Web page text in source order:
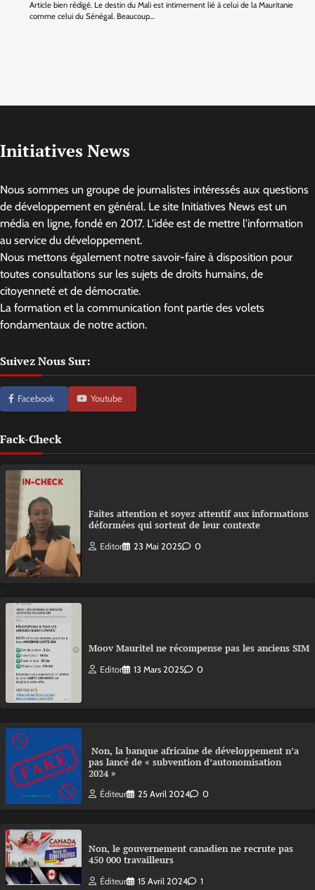
Article bien rédigé. Le destin du Mali est intimement lié à celui de la Mauritanie
comme celui du Sénégal. Beaucoup…
Initiatives News
Nous sommes un groupe de journalistes intéressés aux questions
de développement en général. Le site Initiatives News est un
média en ligne, fondé en 2017. L'idée est de mettre l'information
au service du développement.
Nous mettons également notre savoir-faire à disposition pour
toutes consultations sur les sujets de droits humains, de
citoyenneté et de démocratie.
La formation et la communication font partie des volets
fondamentaux de notre action.
Suivez Nous Sur:
Facebook Youtube
Fack-Check
Faites attention et soyez attentif aux informations
déformées qui sortent de leur contexte
Editor 23 Mai 2025 0
Moov Mauritel ne récompense pas les anciens SIM
Editor 13 Mars 2025 0
Non, la banque africaine de développement n’a
pas lancé de « subvention d’autonomisation
2024 »
Éditeur 25 Avril 2024 0
Non, le gouvernement canadien ne recrute pas
450 000 travailleurs
Éditeur 15 Avril 2024 1